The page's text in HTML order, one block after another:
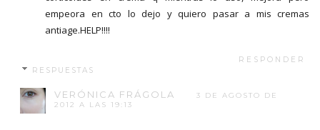
empeora en cto lo dejo y quiero pasar a mis cremas
antiage.HELP!!!!
RESPONDER
RESPUESTAS
VERÓNICA FRÁGOLA
3 DE AGOSTO DE
2012 A LAS 19:13